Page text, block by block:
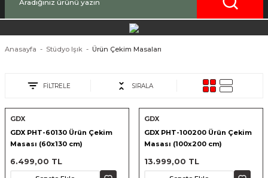
Makinesi
Aksesuarları
Aksesuarları
Tripodlar
ve Tüyler
Anasayfa Stüdyo Işık Ürün Çekim Masaları
FİLTRELE SIRALA
GDX
GDX PHT-60130 Ürün Çekim
Masası (60x130 cm)
6.499,00 TL
GDX
GDX PHT-100200 Ürün Çekim
Masası (100x200 cm)
13.999,00 TL